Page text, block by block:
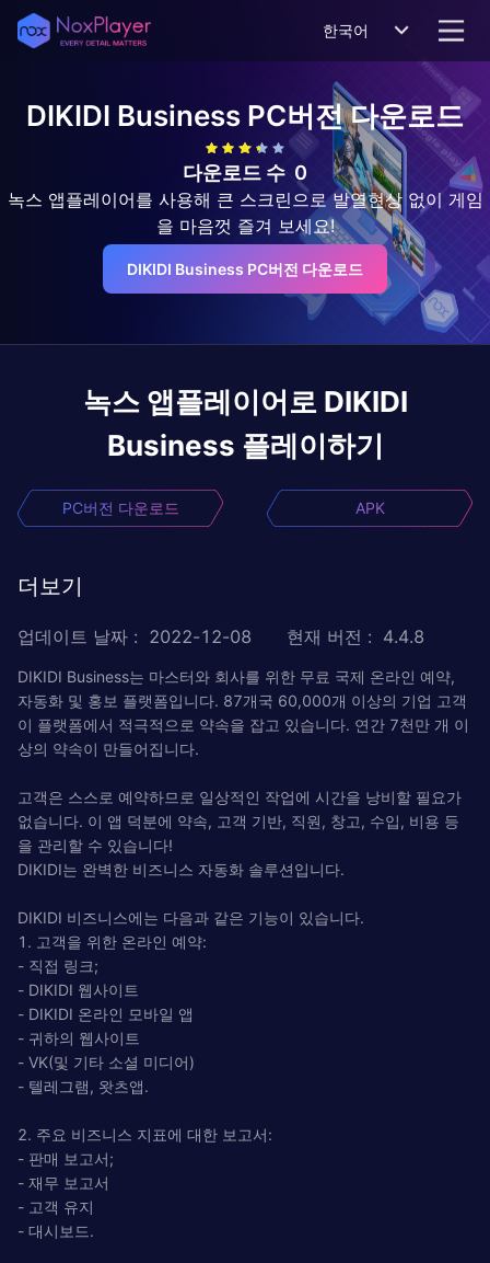
한국어
DIKIDI Business PC버전 다운로드
다운로드 수 0
녹스 앱플레이어를 사용해 큰 스크린으로 발열현상 없이 게임
을 마음껏 즐겨 보세요!
DIKIDI Business PC버전 다운로드
녹스 앱플레이어로 DIKIDI
Business 플레이하기
PC버전 다운로드 APK
더보기
업데이트 날짜 : 2022-12-08 현재 버전 : 4.4.8
DIKIDI Business는 마스터와 회사를 위한 무료 국제 온라인 예약,
자동화 및 홍보 플랫폼입니다. 87개국 60,000개 이상의 기업 고객
이 플랫폼에서 적극적으로 약속을 잡고 있습니다. 연간 7천만 개 이
상의 약속이 만들어집니다.
고객은 스스로 예약하므로 일상적인 작업에 시간을 낭비할 필요가
없습니다. 이 앱 덕분에 약속, 고객 기반, 직원, 창고, 수입, 비용 등
을 관리할 수 있습니다!
DIKIDI는 완벽한 비즈니스 자동화 솔루션입니다.
DIKIDI 비즈니스에는 다음과 같은 기능이 있습니다.
1. 고객을 위한 온라인 예약:
- 직접 링크;
- DIKIDI 웹사이트
- DIKIDI 온라인 모바일 앱
- 귀하의 웹사이트
- VK(및 기타 소셜 미디어)
- 텔레그램, 왓츠앱.
2. 주요 비즈니스 지표에 대한 보고서:
- 판매 보고서;
- 재무 보고서
- 고객 유지
- 대시보드.